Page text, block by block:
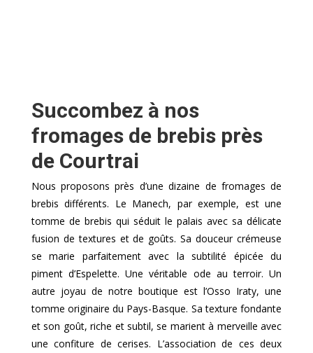
Succombez à nos
fromages de brebis près
de Courtrai
Nous proposons près d’une dizaine de fromages de
brebis différents. Le Manech, par exemple, est une
tomme de brebis qui séduit le palais avec sa délicate
fusion de textures et de goûts. Sa douceur crémeuse
se marie parfaitement avec la subtilité épicée du
piment d’Espelette. Une véritable ode au terroir. Un
autre joyau de notre boutique est l’Osso Iraty, une
tomme originaire du Pays-Basque. Sa texture fondante
et son goût, riche et subtil, se marient à merveille avec
une confiture de cerises. L’association de ces deux